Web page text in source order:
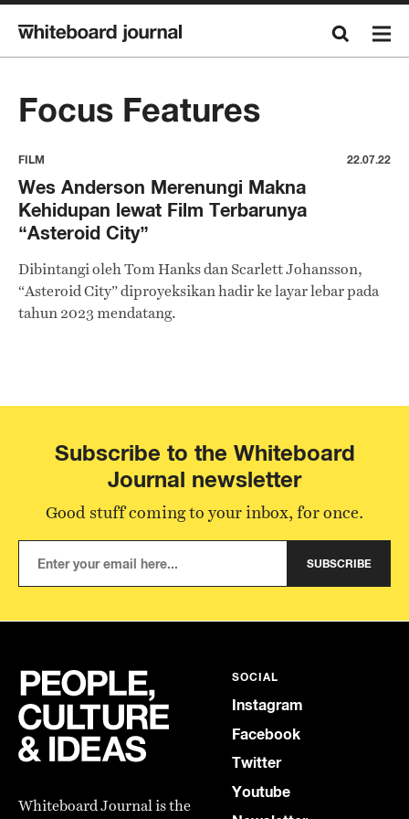
Focus Features
FILM 22.07.22
Wes Anderson Merenungi Makna
Kehidupan lewat Film Terbarunya
“Asteroid City”
Dibintangi oleh Tom Hanks dan Scarlett Johansson,
“Asteroid City” diproyeksikan hadir ke layar lebar pada
tahun 2023 mendatang.
Subscribe to the Whiteboard
Journal newsletter
Good stuff coming to your inbox, for once.
SUBSCRIBE
Whiteboard Journal is the
SOCIAL
Instagram
Facebook
Twitter
Youtube